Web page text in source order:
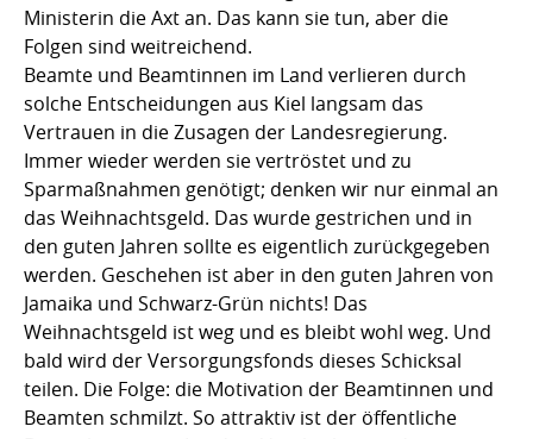
Ministerin die Axt an. Das kann sie tun, aber die
Folgen sind weitreichend.
Beamte und Beamtinnen im Land verlieren durch
solche Entscheidungen aus Kiel langsam das
Vertrauen in die Zusagen der Landesregierung.
Immer wieder werden sie vertröstet und zu
Sparmaßnahmen genötigt; denken wir nur einmal an
das Weihnachtsgeld. Das wurde gestrichen und in
den guten Jahren sollte es eigentlich zurückgegeben
werden. Geschehen ist aber in den guten Jahren von
Jamaika und Schwarz-Grün nichts! Das
Weihnachtsgeld ist weg und es bleibt wohl weg. Und
bald wird der Versorgungsfonds dieses Schicksal
teilen. Die Folge: die Motivation der Beamtinnen und
Beamten schmilzt. So attraktiv ist der öffentliche